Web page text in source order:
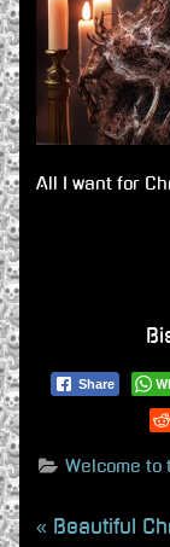
All I want for
Share
Welcome to
P
Beautiful